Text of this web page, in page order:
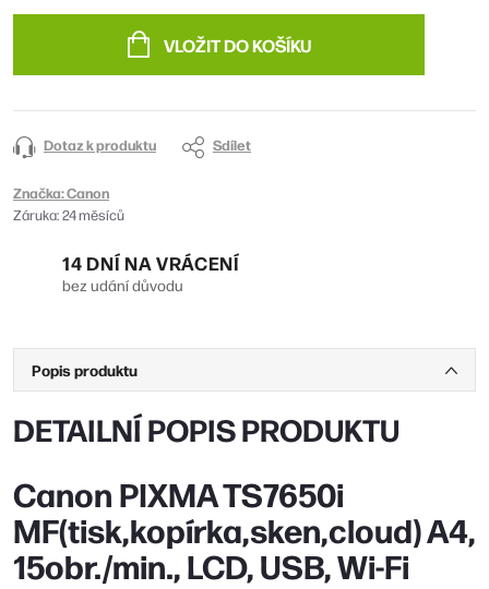
VLOŽIT DO KOŠÍKU
Dotaz k produktu Sdílet
Značka:Canon
Záruka:24 měsíců
14 DNÍ NA VRÁCENÍ
bez udání důvodu
Popis produktu
DETAILNÍ POPIS PRODUKTU
Canon PIXMA TS7650i
MF(tisk,kopírka,sken,cloud) A4,
15obr./min., LCD, USB, Wi-Fi